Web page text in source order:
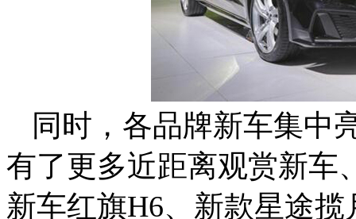
同时，各品牌新车集中
有了更多近距离观赏新车
新车红旗H6、新款星途揽